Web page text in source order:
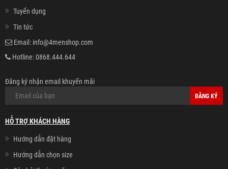
Tuyển dụng
Tin tức
Email: info@4menshop.com
Hotline:0868.444.644
Đăng ký nhận email khuyến mãi
ĐĂNG KÝ
HỖ TRỢ KHÁCH HÀNG
Hướng dẫn đặt hàng
Hướng dẫn chọn size